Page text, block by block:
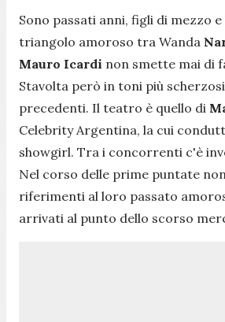
Sono passati anni, figli di mezzo
triangolo amoroso tra Wanda
Mauro Icardi non smette mai di
Stavolta però in toni più
precedenti. Il teatro è quello di
Celebrity Argentina, la cui
showgirl. Tra i concorrenti c'è
Nel corso delle prime puntate
riferimenti al loro passato
arrivati al punto dello scorso